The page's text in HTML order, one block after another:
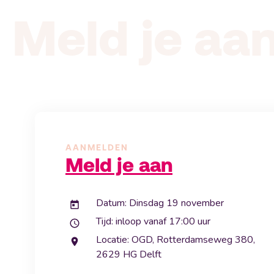
AANMELDEN
Meld je aan
Datum: Dinsdag 19 november
Tijd: inloop vanaf 17:00 uur
Locatie: OGD, Rotterdamseweg 380,
2629 HG Delft